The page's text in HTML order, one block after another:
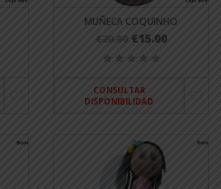
MUÑECA COQUINHO
€20.00 €15.00
CONSULTAR
DISPONIBILIDAD